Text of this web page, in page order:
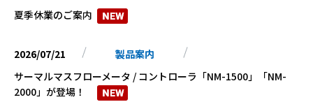
夏季休業のご案内
2026/07/21
製品案内
サーマルマスフローメータ / コントローラ「NM-1500」「NM-
2000」が登場！